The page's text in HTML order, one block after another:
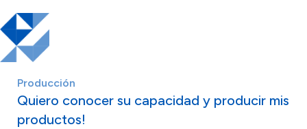
Producción
Quiero conocer su capacidad y producir mis
productos!